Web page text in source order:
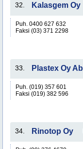
32. Kalasgem Oy
Puh. 0400 627 632
Faksi (03) 371 2298
33. Plastex Oy Ab
Puh. (019) 357 601
Faksi (019) 382 596
34. Rinotop Oy